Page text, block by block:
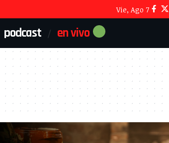
Vie, Ago 7
podcast en vivo